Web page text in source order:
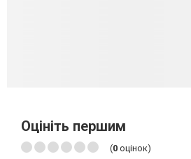
Оцініть першим
(0 оцінок)